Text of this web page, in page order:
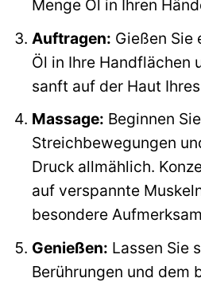
Menge Öl in Ihren
Auftragen: Gießen Sie
Öl in Ihre Handflächen
sanft auf der Haut
Massage: Beginnen
Streichbewegungen
Druck allmählich.
auf verspannte
besondere
Genießen: Lassen Sie
Berührungen und dem